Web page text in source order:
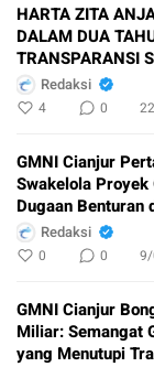
HARTA ZITA
DALAM DUA
TRANSPARANSI
PEJABAT NEGARA
Redaksi
4 0
GMNI Cianjur
Swakelola
Dugaan Benturan
Redaksi
0 0
GMNI Cianjur
Miliar: Semangat
yang Menutupi